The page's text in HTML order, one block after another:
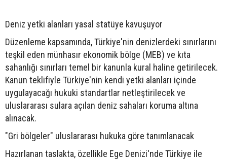
Deniz yetki alanları yasal statüye kavuşuyor
Düzenleme kapsamında, Türkiye'nin denizlerdeki sınırlarını
teşkil eden münhasır ekonomik bölge (MEB) ve kıta
sahanlığı sınırları temel bir kanunla kural haline getirilecek.
Kanun teklifiyle Türkiye'nin kendi yetki alanları içinde
uygulayacağı hukuki standartlar netleştirilecek ve
uluslararası sulara açılan deniz sahaları koruma altına
alınacak.
"Gri bölgeler" uluslararası hukuka göre tanımlanacak
Hazırlanan taslakta, özellikle Ege Denizi'nde Türkiye ile